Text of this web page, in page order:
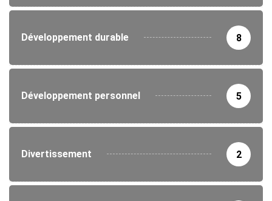
Développement durable 8
Développement personnel 5
Divertissement 2